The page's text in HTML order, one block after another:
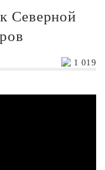
Северной
1 019